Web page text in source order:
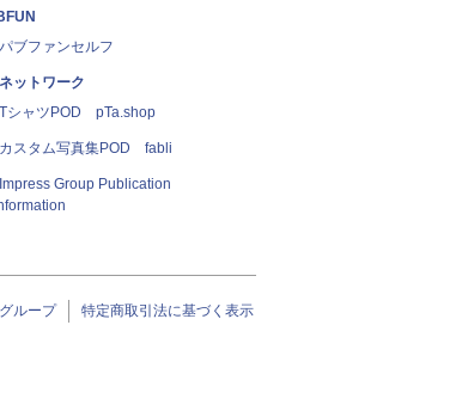
パブファンセルフ
ネットワーク
TシャツPOD pTa.shop
カスタム写真集POD fabli
Impress Group Publication
ループ 特定商取引法に基づく表示